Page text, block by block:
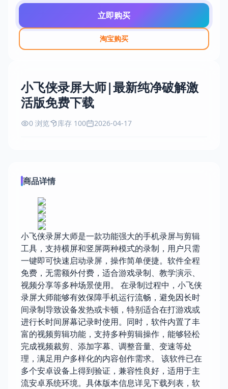
小飞侠录屏大师|最新纯净破解激
活版免费下载
0 浏览 库存 100 2026-04-17
商品详情
小飞侠录屏大师是一款功能强大的手机录屏与剪辑
工具，支持横屏和竖屏两种模式的录制，用户只需
一键即可快速启动录屏，操作简单便捷。软件全程
免费，无需额外付费，适合游戏录制、教学演示、
视频分享等多种场景使用。 在录制过程中，小飞侠
录屏大师能够有效保障手机运行流畅，避免因长时
间录制导致设备发热或卡顿，特别适合在打游戏或
进行长时间屏幕记录时使用。同时，软件内置了丰
富的视频剪辑功能，支持多种剪辑操作，能够轻松
完成视频裁剪、添加字幕、调整音量、变速等处
理，满足用户多样化的内容创作需求。 该软件已在
多个安卓设备上得到验证，兼容性良好，适用于主
流安卓系统环境。具体版本信息详见下载列表，软
立即购买
淘宝购买